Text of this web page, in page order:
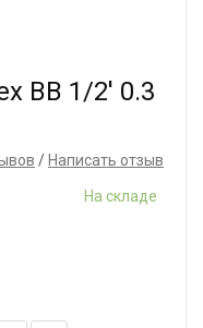
ВВ 1/2' 0.3
/ Написать отзыв
На складе